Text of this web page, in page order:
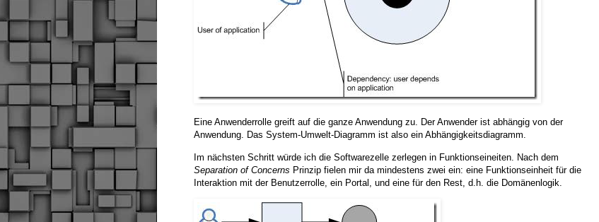
Eine Anwenderrolle greift auf die ganze Anwendung zu. Der Anwender ist abhängig von der
Anwendung. Das System-Umwelt-Diagramm ist also ein Abhängigkeitsdiagramm.
Im nächsten Schritt würde ich die Softwarezelle zerlegen in Funktionseineiten. Nach dem
Separation of Concerns Prinzip fielen mir da mindestens zwei ein: eine Funktionseinheit für die
Interaktion mit der Benutzerrolle, ein Portal, und eine für den Rest, d.h. die Domänenlogik.